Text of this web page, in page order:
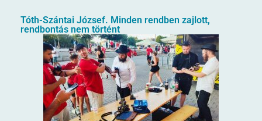
Tóth-Szántai József. Minden rendben zajlott,
rendbontás nem történt